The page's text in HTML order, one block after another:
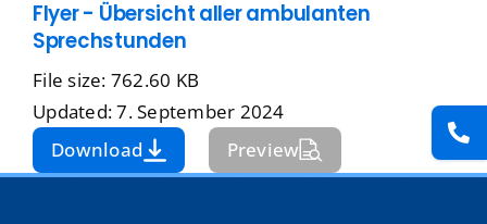
Presse
Kontakt
Karriere
Flyer - Übersicht aller ambulanten
Sprechstunden
File size: 762.60 KB
Updated: 7. September 2024
Download
Preview